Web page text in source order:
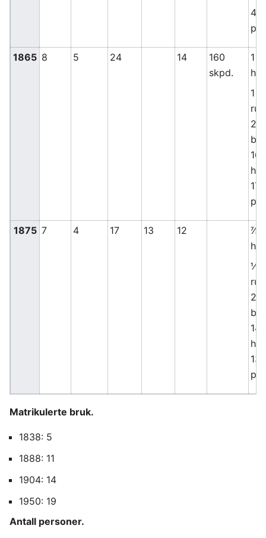
4 t
1865 8 5 24 14
160
skpd.
1
1
2
16
17
1875 7 4 17 13 12
⅞ t
½ t
2
14
13
Matrikulerte bruk.
1838: 5
1888: 11
1904: 14
1950: 19
Antall personer.